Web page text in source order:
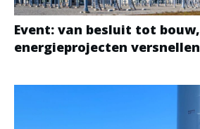
Event: van besluit tot bouw,
energieprojecten versnellen